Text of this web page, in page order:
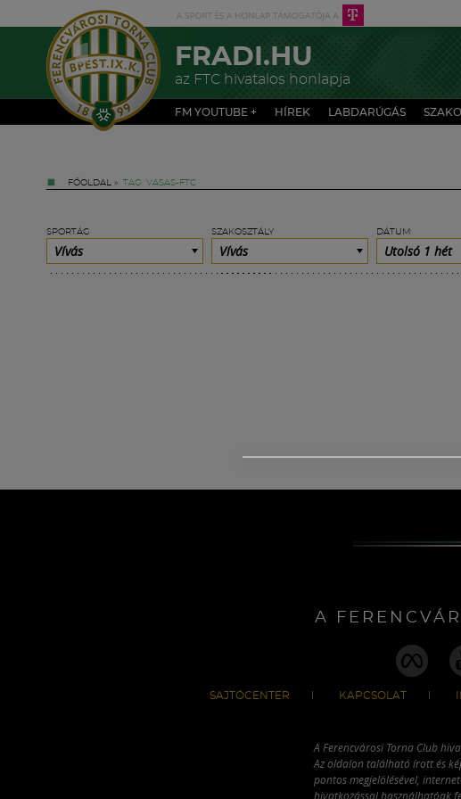
FRADI.HU
az FTC hivatalos honlapja
FM YOUTUBE + HÍREK LABDARÚGÁS
FŐOLDAL » TAG: VASAS-FTC
SPORTÁG
Vívás
SZAKOSZTÁLY
Vívás
DÁTUM
Utolsó 1 hét
A
SAJTÓCENTER KAPCSOLAT
A Ferencvárosi Torna Club
Az oldalon található írott és
pontos megjelölésével,
hivatkozással használhatóak